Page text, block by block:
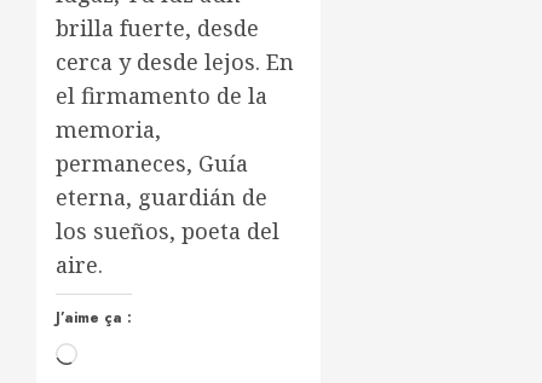
brilla fuerte, desde
cerca y desde lejos. En
el firmamento de la
memoria,
permaneces, Guía
eterna, guardián de
los sueños, poeta del
aire.
J’aime ça :
Chargement…